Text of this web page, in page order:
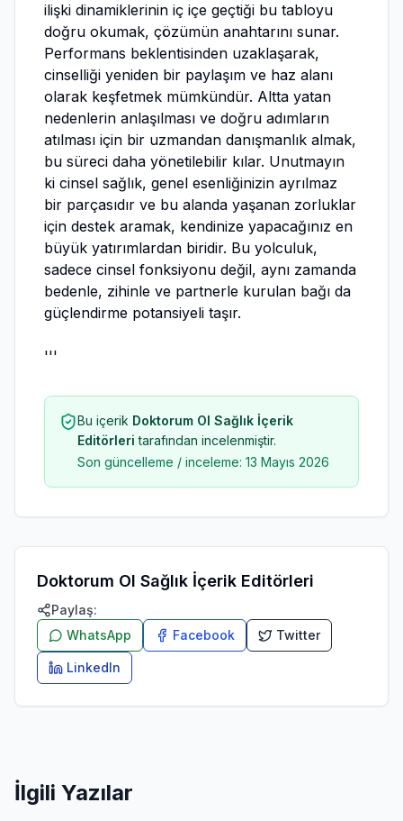
ilişki dinamiklerinin iç içe geçtiği bu tabloyu
doğru okumak, çözümün anahtarını sunar.
Performans beklentisinden uzaklaşarak,
cinselliği yeniden bir paylaşım ve haz alanı
olarak keşfetmek mümkündür. Altta yatan
nedenlerin anlaşılması ve doğru adımların
atılması için bir uzmandan danışmanlık almak,
bu süreci daha yönetilebilir kılar. Unutmayın
ki cinsel sağlık, genel esenliğinizin ayrılmaz
bir parçasıdır ve bu alanda yaşanan zorluklar
için destek aramak, kendinize yapacağınız en
büyük yatırımlardan biridir. Bu yolculuk,
sadece cinsel fonksiyonu değil, aynı zamanda
bedenle, zihinle ve partnerle kurulan bağı da
güçlendirme potansiyeli taşır.
'''
Bu içerik Doktorum Ol Sağlık İçerik
Editörleri tarafından incelenmiştir.
Son güncelleme / inceleme: 13 Mayıs 2026
Doktorum Ol Sağlık İçerik Editörleri
Paylaş:
WhatsApp
Facebook Twitter
LinkedIn
İlgili Yazılar